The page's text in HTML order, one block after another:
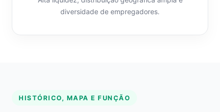
diversidade de empregadores.
HISTÓRICO, MAPA E FUNÇÃO